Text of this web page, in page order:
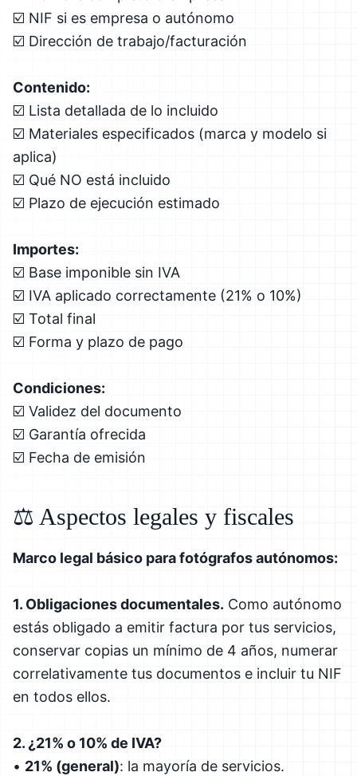
☑️ NIF si es empresa o autónomo
☑️ Dirección de trabajo/facturación
Contenido:
☑️ Lista detallada de lo incluido
☑️ Materiales especificados (marca y modelo si
aplica)
☑️ Qué NO está incluido
☑️ Plazo de ejecución estimado
Importes:
☑️ Base imponible sin IVA
☑️ IVA aplicado correctamente (21% o 10%)
☑️ Total final
☑️ Forma y plazo de pago
Condiciones:
☑️ Validez del documento
☑️ Garantía ofrecida
☑️ Fecha de emisión
⚖️ Aspectos legales y fiscales
Marco legal básico para fotógrafos autónomos:
1. Obligaciones documentales. Como autónomo
estás obligado a emitir factura por tus servicios,
conservar copias un mínimo de 4 años, numerar
correlativamente tus documentos e incluir tu NIF
en todos ellos.
2. ¿21% o 10% de IVA?
• 21% (general): la mayoría de servicios.